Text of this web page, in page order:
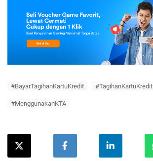
#BayarTagihanKartuKredit #TagihanKartuKredit
#MenggunakanKTA